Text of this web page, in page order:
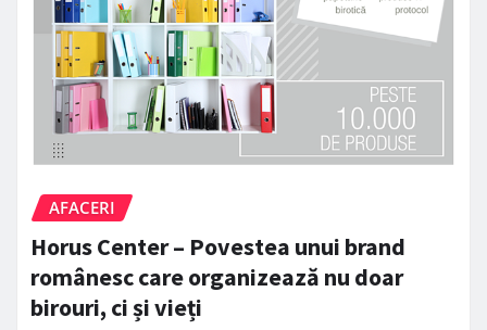
AFACERI
Horus Center – Povestea unui brand
românesc care organizează nu doar
birouri, ci și vieți